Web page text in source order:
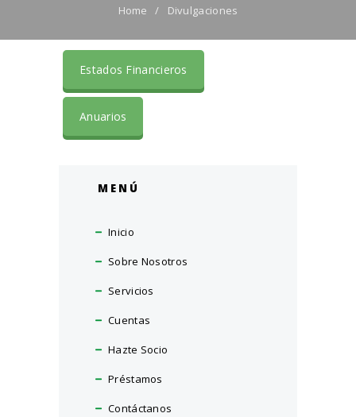
Home Divulgaciones
Estados Financieros
Anuarios
MENÚ
Inicio
Sobre Nosotros
Servicios
Cuentas
Hazte Socio
Préstamos
Contáctanos